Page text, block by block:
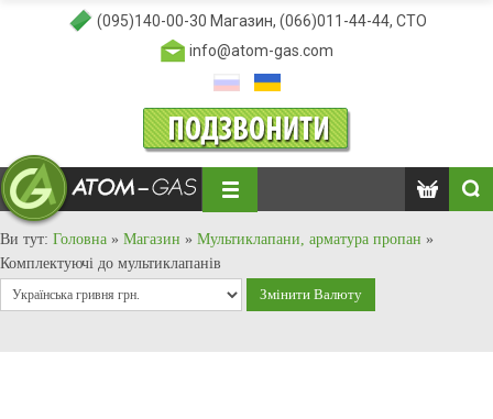
(095)140-00-30 Магазин, (066)011-44-44, СТО
info@atom-gas.com
Ви тут: Головна » Магазин » Мультиклапани, арматура пропан »
Комплектуючі до мультиклапанів